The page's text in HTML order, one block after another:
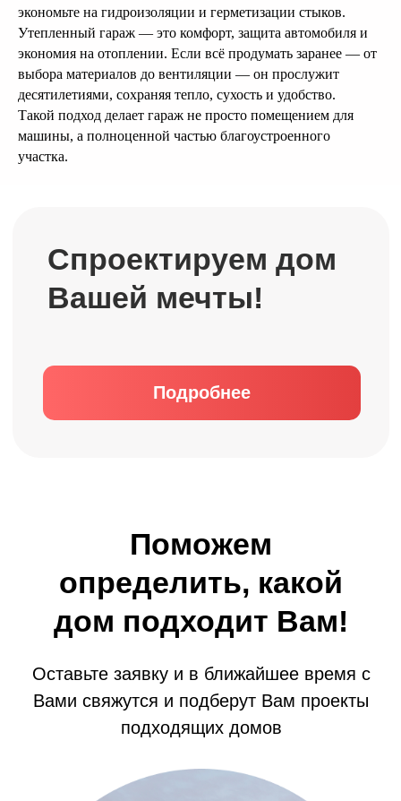
экономьте на гидроизоляции и герметизации стыков.
Утепленный гараж — это комфорт, защита автомобиля и
экономия на отоплении. Если всё продумать заранее — от
выбора материалов до вентиляции — он прослужит
десятилетиями, сохраняя тепло, сухость и удобство.
Такой подход делает гараж не просто помещением для
машины, а полноценной частью благоустроенного
участка.